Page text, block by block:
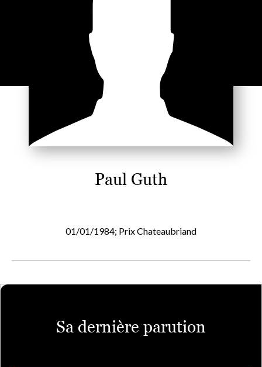
Paul Guth
01/01/1984; Prix Chateaubriand
Sa dernière parution